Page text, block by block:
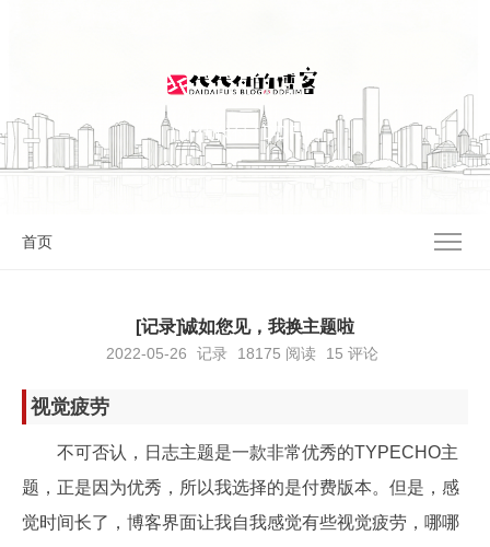
I'M 代代付 | DDF.IM
首页
[记录]诚如您见，我换主题啦
2022-05-26 记录 18175 阅读 15 评论
视觉疲劳
不可否认，日志主题是一款非常优秀的TYPECHO主
题，正是因为优秀，所以我选择的是付费版本。但是，感
觉时间长了，博客界面让我自我感觉有些视觉疲劳，哪哪